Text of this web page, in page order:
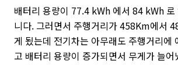
배터리 용량이 77.4 kWh 에서 84 kWh 로
니다. 그러면서 주행거리가 458Km에서
게 됬는데 전기차는 아무래도 주행거리에
고 배터리 용량이 증가되면서 무게가 늘어